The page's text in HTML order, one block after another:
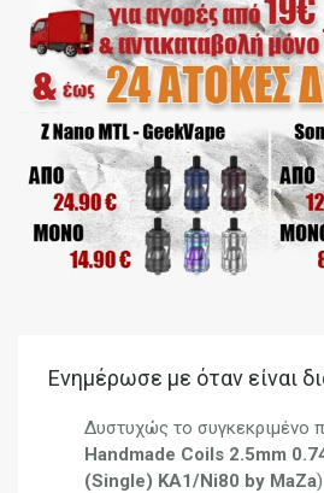
Ενημέρωσε με όταν είναι
Δυστυχώς το συγκεκριμένο
Handmade Coils 2.5mm
(Single) KA1/Ni80 by MaZa